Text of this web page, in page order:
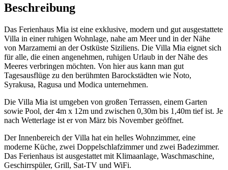
Beschreibung
Das Ferienhaus Mia ist eine exklusive, modern und gut ausgestattete
Villa in einer ruhigen Wohnlage, nahe am Meer und in der Nähe
von Marzamemi an der Ostküste Siziliens. Die Villa Mia eignet sich
für alle, die einen angenehmen, ruhigen Urlaub in der Nähe des
Meeres verbringen möchten. Von hier aus kann man gut
Tagesausflüge zu den berühmten Barockstädten wie Noto,
Syrakusa, Ragusa und Modica unternehmen.
Die Villa Mia ist umgeben von großen Terrassen, einem Garten
sowie Pool, der 4m x 12m und zwischen 0,30m bis 1,40m tief ist. Je
nach Wetterlage ist er von März bis November geöffnet.
Der Innenbereich der Villa hat ein helles Wohnzimmer, eine
moderne Küche, zwei Doppelschlafzimmer und zwei Badezimmer.
Das Ferienhaus ist ausgestattet mit Klimaanlage, Waschmaschine,
Geschirrspüler, Grill, Sat-TV und WiFi.